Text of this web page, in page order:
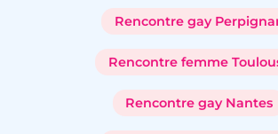
Rencontre gay
Rencontre femme
Rencontre gay Nantes